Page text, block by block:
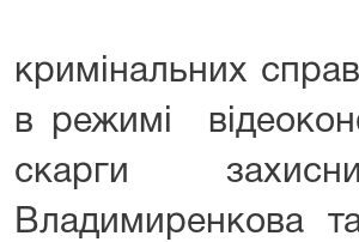
кримінальних
в режимі
скарги